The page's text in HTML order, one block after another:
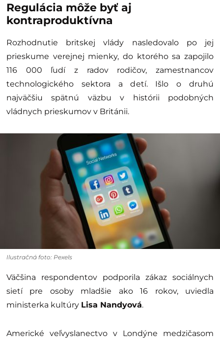
Regulácia môže byť aj
kontraproduktívna
Rozhodnutie britskej vlády nasledovalo po jej
prieskume verejnej mienky, do ktorého sa zapojilo
116 000 ľudí z radov rodičov, zamestnancov
technologického sektora a detí. Išlo o druhú
najväčšiu spätnú väzbu v histórii podobných
vládnych prieskumov v Británii.
Ilustračná foto: Pexels
Väčšina respondentov podporila zákaz sociálnych
sietí pre osoby mladšie ako 16 rokov, uviedla
ministerka kultúry Lisa Nandyová.
Americké veľvyslanectvo v Londýne medzičasom